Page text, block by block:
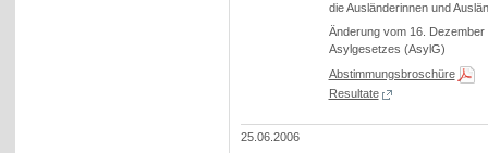
die Ausländerinnen und
Änderung vom 16. Dezember
Asylgesetzes (AsylG)
Abstimmungsbroschüre
Resultate
25.06.2006